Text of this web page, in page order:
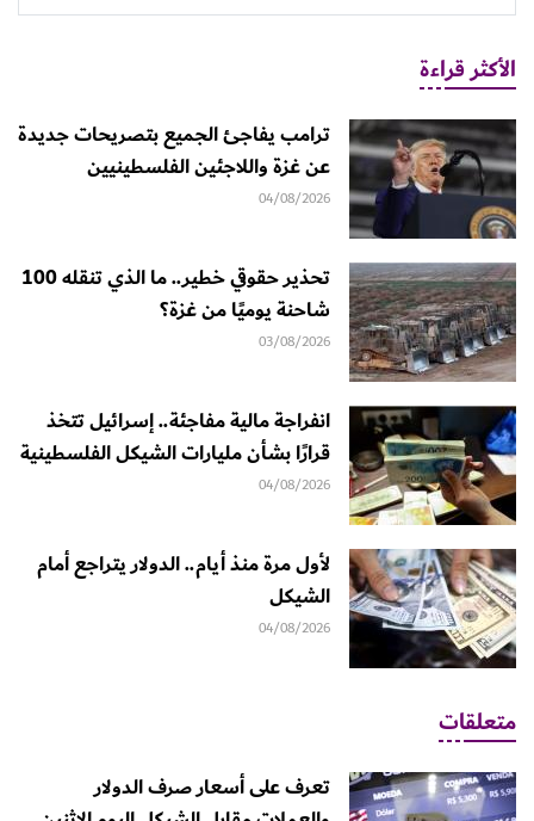
الأكثر قراءة
ترامب يفاجئ الجميع بتصريحات جديدة
عن غزة واللاجئين الفلسطينيين
04/08/2026
تحذير حقوقي خطير.. ما الذي تنقله 100
شاحنة يوميًا من غزة؟
03/08/2026
انفراجة مالية مفاجئة.. إسرائيل تتخذ
قرارًا بشأن مليارات الشيكل الفلسطينية
04/08/2026
لأول مرة منذ أيام.. الدولار يتراجع أمام
الشيكل
04/08/2026
متعلقات
تعرف على أسعار صرف الدولار